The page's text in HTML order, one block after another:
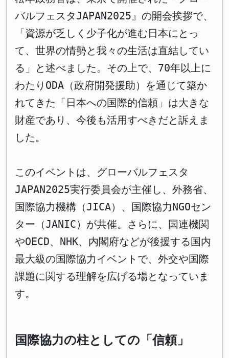
バルフェスタJAPAN2025』の開会挨拶で、
「資源が乏しく少子化が進む日本にとっ
て、世界の情勢と我々の生活は直結してい
る」と述べました。その上で、70年以上に
わたりODA（政府開発援助）を通じて築か
れてきた「日本への国際的信頼」は大きな
財産であり、今後も活用すべきだと訴えま
した。
このイベントは、グローバルフェスタ
JAPAN2025実行委員会が主催し、外務省、
国際協力機構（JICA）、国際協力NGOセン
ター（JANIC）が共催。さらに、国連機関
やOECD、NHK、内閣府などが後援する国内
最大級の国際協力イベントで、外交や国際
課題に関する理解を広げる場となっていま
す。
国際協力の柱としての「信頼」